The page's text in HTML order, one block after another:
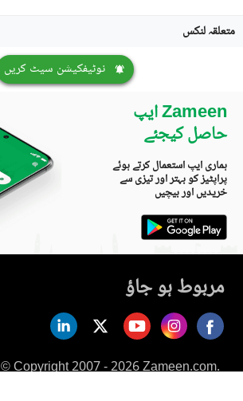
متعلقہ لنکس
نوٹیفکیشن سیٹ کریں
Zameen ایپ
حاصل کیجئے
ہماری ایپ استعمال کرتے ہوئے
پراپٹیز کو بہتر اور تیزی سے
خریدیں اور بیچیں
مربوط ہو جاؤ
© Copyright 2007 - 2026 Zameen.com.